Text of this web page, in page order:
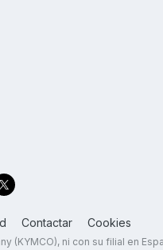
Contactar Cookies
(KYMCO), ni con su filial en